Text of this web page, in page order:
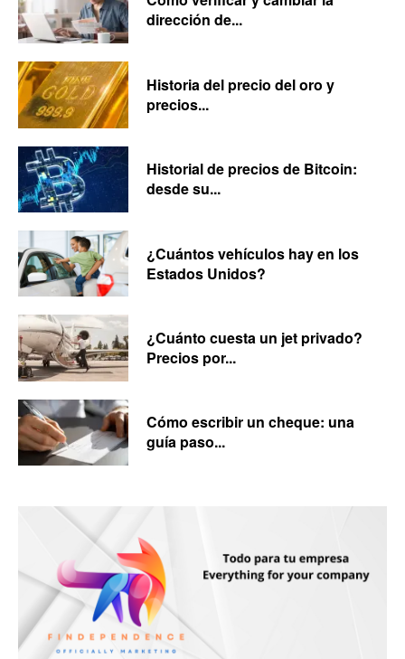
dirección de...
Historia del precio del oro y
precios...
Historial de precios de Bitcoin:
desde su...
¿Cuántos vehículos hay en los
Estados Unidos?
¿Cuánto cuesta un jet privado?
Precios por...
Cómo escribir un cheque: una
guía paso...